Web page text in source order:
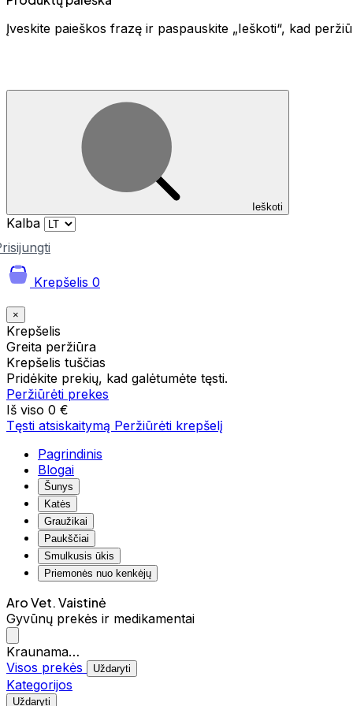
Įveskite paieškos frazę ir paspauskite „Ieškoti“, kad
Ieškoti
Kalba
Krepšelis 0
×
Krepšelis
Greita peržiūra
Krepšelis tuščias
Pridėkite prekių, kad galėtumėte tęsti.
Peržiūrėti prekes
Iš viso 0 €
Tęsti atsiskaitymą Peržiūrėti krepšelį
Pagrindinis
Blogai
Šunys
Katės
Graužikai
Paukščiai
Smulkusis ūkis
Priemonės nuo kenkėjų
Aro Vet. Vaistinė
Gyvūnų prekės ir medikamentai
Kraunama…
Visos prekės
Uždaryti
Kategorijos
Uždaryti